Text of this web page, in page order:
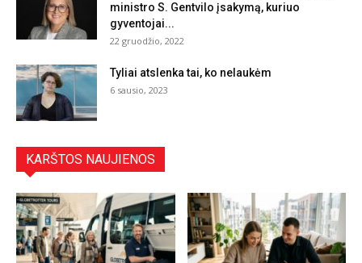
ministro S. Gentvilo įsakymą, kuriuo
gyventojai...
22 gruodžio, 2022
Tyliai atslenka tai, ko nelaukėm
6 sausio, 2023
KARŠTOS NAUJIENOS